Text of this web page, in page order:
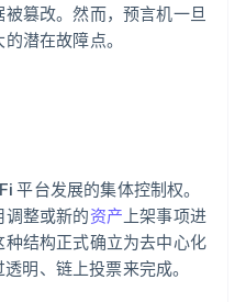
篡改。然而，预言机一旦
潜在故障点。
平台发展的集体控制权。
整或新的资产 上架事项进
结构正式确立为去中心化
明、链上投票来完成。